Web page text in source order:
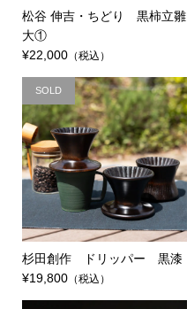
松谷 伸吉・ちどり 黒柿立雛
大①
¥22,000（税込）
SOLD
杉田創作 ドリッパー 黒漆
¥19,800（税込）